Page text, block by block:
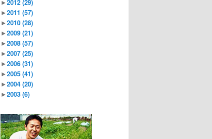
►2012 (29)
►2011 (57)
►2010 (28)
►2009 (21)
►2008 (57)
►2007 (25)
►2006 (31)
►2005 (41)
►2004 (20)
►2003 (6)